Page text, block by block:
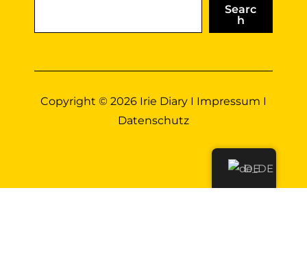
Searc
h
Copyright © 2026 Irie Diary I Impressum I
Datenschutz
DE